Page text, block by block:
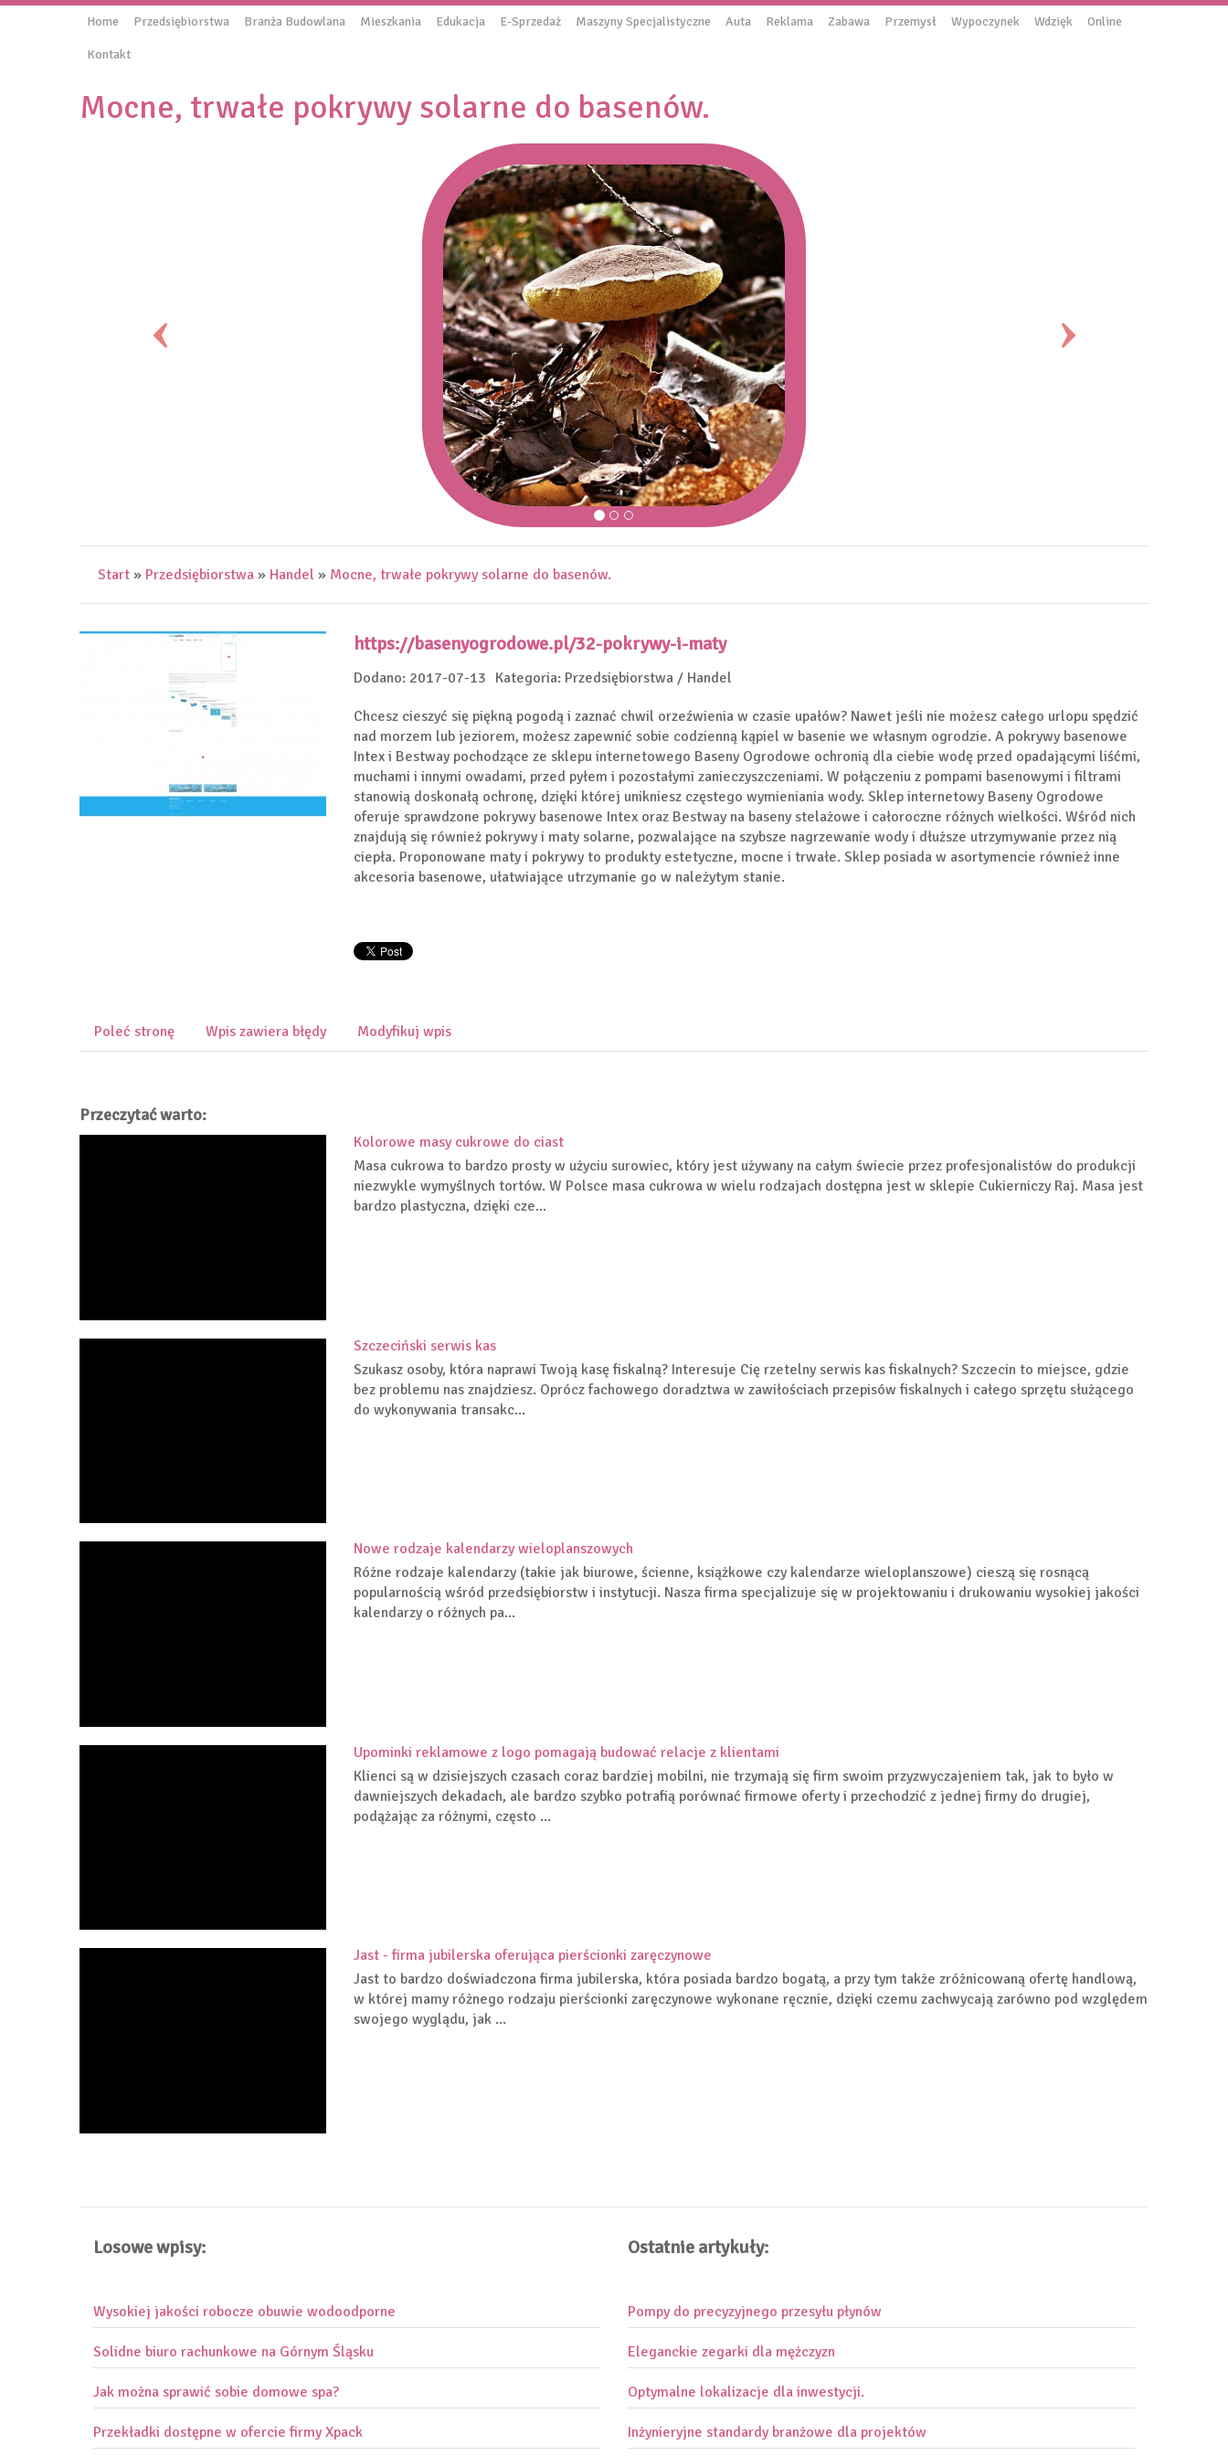
Home Przedsiębiorstwa Branża Budowlana Mieszkania Edukacja E-Sprzedaż Maszyny Specjalistyczne Auta Reklama Zabawa Przemysł Wypoczynek Wdzięk Online
Kontakt
Mocne, trwałe pokrywy solarne do basenów.
Start » Przedsiębiorstwa » Handel » Mocne, trwałe pokrywy solarne do basenów.
https://basenyogrodowe.pl/32-pokrywy-i-maty
Dodano: 2017-07-13 Kategoria: Przedsiębiorstwa / Handel
Chcesz cieszyć się piękną pogodą i zaznać chwil orzeźwienia w czasie upałów? Nawet jeśli nie możesz całego urlopu spędzić
nad morzem lub jeziorem, możesz zapewnić sobie codzienną kąpiel w basenie we własnym ogrodzie. A pokrywy basenowe
Intex i Bestway pochodzące ze sklepu internetowego Baseny Ogrodowe ochronią dla ciebie wodę przed opadającymi liśćmi,
muchami i innymi owadami, przed pyłem i pozostałymi zanieczyszczeniami. W połączeniu z pompami basenowymi i filtrami
stanowią doskonałą ochronę, dzięki której unikniesz częstego wymieniania wody. Sklep internetowy Baseny Ogrodowe
oferuje sprawdzone pokrywy basenowe Intex oraz Bestway na baseny stelażowe i całoroczne różnych wielkości. Wśród nich
znajdują się również pokrywy i maty solarne, pozwalające na szybsze nagrzewanie wody i dłuższe utrzymywanie przez nią
ciepła. Proponowane maty i pokrywy to produkty estetyczne, mocne i trwałe. Sklep posiada w asortymencie również inne
akcesoria basenowe, ułatwiające utrzymanie go w należytym stanie.
Poleć stronę Wpis zawiera błędy Modyfikuj wpis
Przeczytać warto:
Kolorowe masy cukrowe do ciast
Masa cukrowa to bardzo prosty w użyciu surowiec, który jest używany na całym świecie przez profesjonalistów do produkcji
niezwykle wymyślnych tortów. W Polsce masa cukrowa w wielu rodzajach dostępna jest w sklepie Cukierniczy Raj. Masa jest
bardzo plastyczna, dzięki cze...
Szczeciński serwis kas
Szukasz osoby, która naprawi Twoją kasę fiskalną? Interesuje Cię rzetelny serwis kas fiskalnych? Szczecin to miejsce, gdzie
bez problemu nas znajdziesz. Oprócz fachowego doradztwa w zawiłościach przepisów fiskalnych i całego sprzętu służącego
do wykonywania transakc...
Nowe rodzaje kalendarzy wieloplanszowych
Różne rodzaje kalendarzy (takie jak biurowe, ścienne, książkowe czy kalendarze wieloplanszowe) cieszą się rosnącą
popularnością wśród przedsiębiorstw i instytucji. Nasza firma specjalizuje się w projektowaniu i drukowaniu wysokiej jakości
kalendarzy o różnych pa...
Upominki reklamowe z logo pomagają budować relacje z klientami
Klienci są w dzisiejszych czasach coraz bardziej mobilni, nie trzymają się firm swoim przyzwyczajeniem tak, jak to było w
dawniejszych dekadach, ale bardzo szybko potrafią porównać firmowe oferty i przechodzić z jednej firmy do drugiej,
podążając za różnymi, często ...
Jast - firma jubilerska oferująca pierścionki zaręczynowe
Jast to bardzo doświadczona firma jubilerska, która posiada bardzo bogatą, a przy tym także zróżnicowaną ofertę handlową,
w której mamy różnego rodzaju pierścionki zaręczynowe wykonane ręcznie, dzięki czemu zachwycają zarówno pod względem
swojego wyglądu, jak ...
Losowe wpisy:
Wysokiej jakości robocze obuwie wodoodporne
Solidne biuro rachunkowe na Górnym Śląsku
Jak można sprawić sobie domowe spa?
Przekładki dostępne w ofercie firmy Xpack
Ostatnie artykuły:
Pompy do precyzyjnego przesyłu płynów
Eleganckie zegarki dla mężczyzn
Optymalne lokalizacje dla inwestycji.
Inżynieryjne standardy branżowe dla projektów